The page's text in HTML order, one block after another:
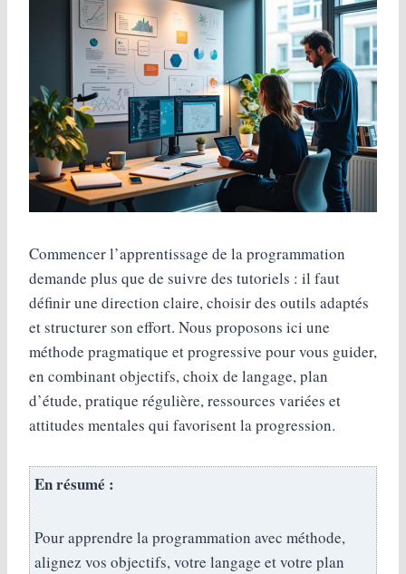
Commencer l’apprentissage de la programmation
demande plus que de suivre des tutoriels : il faut
définir une direction claire, choisir des outils adaptés
et structurer son effort. Nous proposons ici une
méthode pragmatique et progressive pour vous guider,
en combinant objectifs, choix de langage, plan
d’étude, pratique régulière, ressources variées et
attitudes mentales qui favorisent la progression.
En résumé :
Pour apprendre la programmation avec méthode,
alignez vos objectifs, votre langage et votre plan